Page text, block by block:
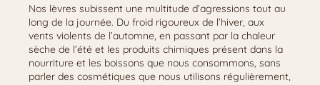
Nos lèvres subissent une multitude d’agressions tout au
long de la journée. Du froid rigoureux de l’hiver, aux
vents violents de l’automne, en passant par la chaleur
sèche de l’été et les produits chimiques présent dans la
nourriture et les boissons que nous consommons, sans
parler des cosmétiques que nous utilisons régulièrement,